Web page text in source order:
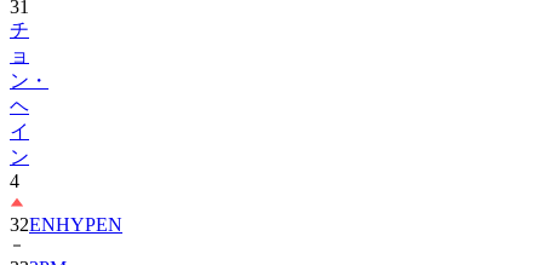
ョ
ン・
ヘ
イ
ン
4
32
332PM